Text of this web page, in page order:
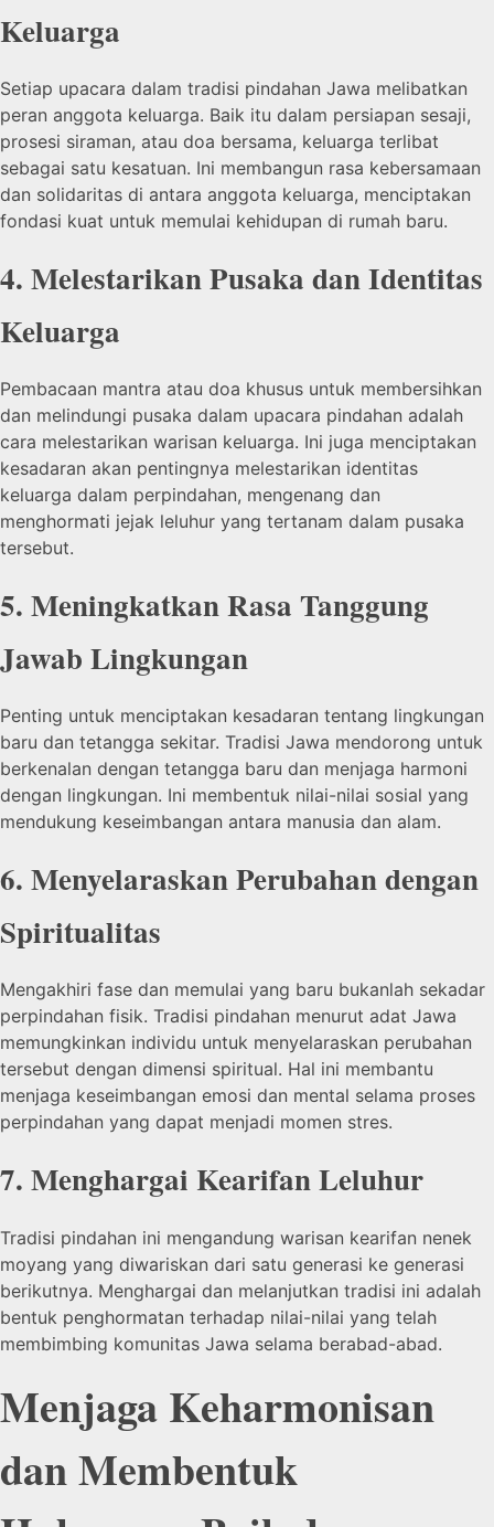
Keluarga
Setiap upacara dalam tradisi pindahan Jawa melibatkan
peran anggota keluarga. Baik itu dalam persiapan sesaji,
prosesi siraman, atau doa bersama, keluarga terlibat
sebagai satu kesatuan. Ini membangun rasa kebersamaan
dan solidaritas di antara anggota keluarga, menciptakan
fondasi kuat untuk memulai kehidupan di rumah baru.
4. Melestarikan Pusaka dan Identitas
Keluarga
Pembacaan mantra atau doa khusus untuk membersihkan
dan melindungi pusaka dalam upacara pindahan adalah
cara melestarikan warisan keluarga. Ini juga menciptakan
kesadaran akan pentingnya melestarikan identitas
keluarga dalam perpindahan, mengenang dan
menghormati jejak leluhur yang tertanam dalam pusaka
tersebut.
5. Meningkatkan Rasa Tanggung
Jawab Lingkungan
Penting untuk menciptakan kesadaran tentang lingkungan
baru dan tetangga sekitar. Tradisi Jawa mendorong untuk
berkenalan dengan tetangga baru dan menjaga harmoni
dengan lingkungan. Ini membentuk nilai-nilai sosial yang
mendukung keseimbangan antara manusia dan alam.
6. Menyelaraskan Perubahan dengan
Spiritualitas
Mengakhiri fase dan memulai yang baru bukanlah sekadar
perpindahan fisik. Tradisi pindahan menurut adat Jawa
memungkinkan individu untuk menyelaraskan perubahan
tersebut dengan dimensi spiritual. Hal ini membantu
menjaga keseimbangan emosi dan mental selama proses
perpindahan yang dapat menjadi momen stres.
7. Menghargai Kearifan Leluhur
Tradisi pindahan ini mengandung warisan kearifan nenek
moyang yang diwariskan dari satu generasi ke generasi
berikutnya. Menghargai dan melanjutkan tradisi ini adalah
bentuk penghormatan terhadap nilai-nilai yang telah
membimbing komunitas Jawa selama berabad-abad.
Menjaga Keharmonisan
dan Membentuk